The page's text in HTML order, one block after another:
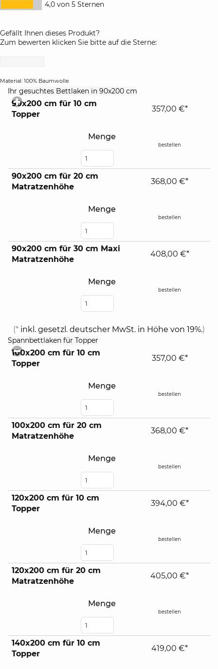
4,0 von 5 Sternen
Gefällt Ihnen dieses Produkt?
Zum bewerten klicken Sie bitte auf die Sterne:
Material: 100% Baumwolle
Ihr gesuchtes Bettlaken in 90x200 cm
expand
90x200 cm für 10 cm
Topper
Menge
357,00 €*
bestellen
90x200 cm für 20 cm
Matratzenhöhe
Menge
368,00 €*
bestellen
90x200 cm für 30 cm Maxi
Matratzenhöhe
Menge
408,00 €*
bestellen
(* inkl. gesetzl. deutscher MwSt. in Höhe von 19%.)
Spannbettlaken für Topper
collapse
100x200 cm für 10 cm
Topper
Menge
357,00 €*
bestellen
100x200 cm für 20 cm
Matratzenhöhe
Menge
368,00 €*
bestellen
120x200 cm für 10 cm
Topper
Menge
394,00 €*
bestellen
120x200 cm für 20 cm
Matratzenhöhe
Menge
405,00 €*
bestellen
140x200 cm für 10 cm
Topper
419,00 €*